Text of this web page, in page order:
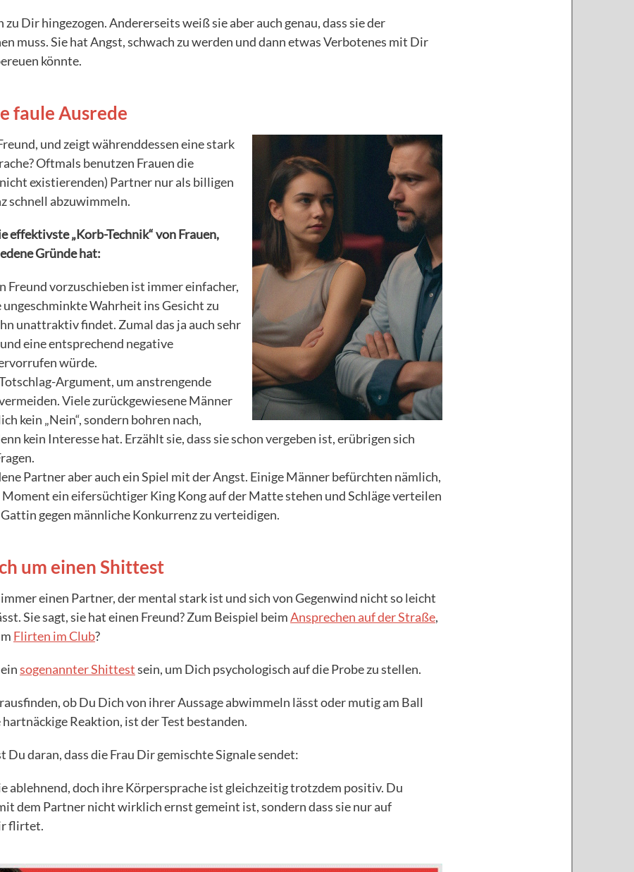
Dir hingezogen. Andererseits weiß sie aber auch genau, dass sie der
muss. Sie hat Angst, schwach zu werden und dann etwas Verbotenes mit Dir
könnte.
faule Ausrede
und zeigt währenddessen eine stark
Oftmals benutzen Frauen die
existierenden) Partner nur als billigen
schnell abzuwimmeln.
effektivste „Korb-Technik“ von Frauen,
Gründe hat:
Freund vorzuschieben ist immer einfacher,
ungeschminkte Wahrheit ins Gesicht zu
unattraktiv findet. Zumal das ja auch sehr
eine entsprechend negative
würde.
Argument, um anstrengende
Viele zurückgewiesene Männer
kein „Nein“, sondern bohren nach,
kein Interesse hat. Erzählt sie, dass sie schon vergeben ist, erübrigen sich
Partner aber auch ein Spiel mit der Angst. Einige Männer befürchten nämlich,
Moment ein eifersüchtiger King Kong auf der Matte stehen und Schläge verteilen
gegen männliche Konkurrenz zu verteidigen.
um einen Shittest
einen Partner, der mental stark ist und sich von Gegenwind nicht so leicht
Sie sagt, sie hat einen Freund? Zum Beispiel beimAnsprechen auf der Straße,
Flirten im Club?
sogenannter Shittestsein, um Dich psychologisch auf die Probe zu stellen.
ob Du Dich von ihrer Aussage abwimmeln lässt oder mutig am Ball
Reaktion, ist der Test bestanden.
Du daran, dass die Frau Dir gemischte Signale sendet:
ablehnend, doch ihre Körpersprache ist gleichzeitig trotzdem positiv. Du
dem Partner nicht wirklich ernst gemeint ist, sondern dass sie nur auf
flirtet.